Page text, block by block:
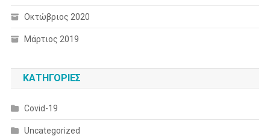
Οκτώβριος 2020
Μάρτιος 2019
KΑΤΗΓΟΡΊΕΣ
Covid-19
Uncategorized